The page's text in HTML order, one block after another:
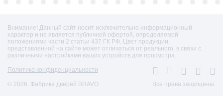
Внимание! Данный сайт носит исключительно информационный
характер и не является публичной офертой, определяемой
положениями части 2 статьи 437 ГК РФ. Цвет продукции,
представленной на сайте может отличаться от реального, в связи с
различными настройками ваших устройств для просмотра.
Политика конфиденциальности
© 2026. Фабрика дверей BRAVO Все права защищены.